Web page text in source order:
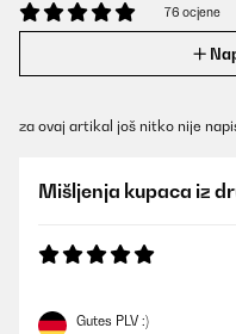
76 ocjene
za ovaj artikal još nitko nije
Mišljenja kupaca iz
Gutes PLV :)